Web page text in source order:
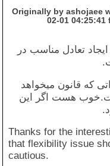
and
(1991). On
Popular
be founded
ultimate
reflected in
inclusion of
democracy.
The social
Everyman's
interpretation. This
where the
It is important to
and codifying
principles. This
and progressive
than relying on an
achieve the same
(5.1) Originally by
02-01
تعادل مناسب در
که قانون میخواهد
هست اگر این
Thanks for the
that flexibility issue
cautious.